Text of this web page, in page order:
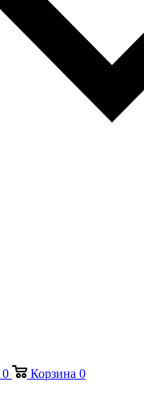
0 Корзина 0